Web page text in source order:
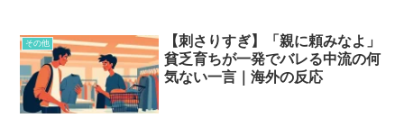
その他
【刺さりすぎ】「親に頼みなよ」
貧乏育ちが一発でバレる中流の何
気ない一言｜海外の反応